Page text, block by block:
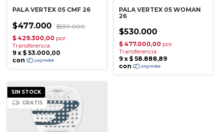
PALA VERTEX 05 CMF 26
$477.000 $530.000
PALA VERTEX 05 WOMAN
26
$530.000
SIN STOCK
GRATIS